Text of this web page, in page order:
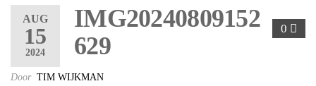
AUG
15
2024
0
IMG20240809152
629
Door TIM WIJKMAN